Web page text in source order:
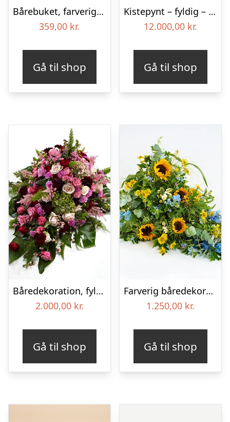
Bårebuket, farverig (Floristens kreative valg)
359,00 kr.
Gå til shop
Kistepynt – fyldig – Blomster til begravelse
12.000,00 kr.
Gå til shop
Båredekoration, fyldig – Blomster til begravelse
2.000,00 kr.
Gå til shop
Farverig båredekoration i gul og blå – Blomster til begravelse
1.250,00 kr.
Gå til shop